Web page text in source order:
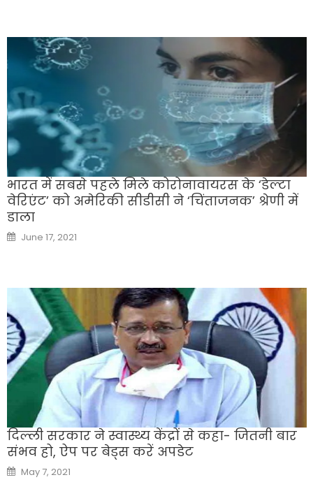
भारत में सबसे पहले मिले कोरोनावायरस के ‘डेल्टा
वेरिएंट’ को अमेरिकी सीडीसी ने ‘चिंताजनक’ श्रेणी में
डाला
Posted
on
June 17, 2021
दिल्ली सरकार ने स्वास्थ्य केंद्रों से कहा- जितनी बार
संभव हो, ऐप पर बेड्स करें अपडेट
Posted
on
May 7, 2021